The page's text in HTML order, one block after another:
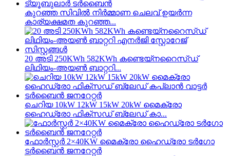
കുറഞ്ഞ സിവിൽ നിർമ്മാണ ചെലവ് ഉയർന്ന
കാര്യക്ഷമത കുറഞ്ഞ...
20 അടി 250KWh 582KWh കണ്ടെയ്നറൈസ്ഡ്
ലിഥിയം-അയൺ ബാറ്ററി...
ചെറിയ 10kW 12kW 15kW 20kW മൈക്രോ
ഹൈഡ്രോ ഫിക്സഡ് ബ്ലേഡ് കാ...
ഫോർസ്റ്റർ 2×40KW മൈക്രോ ഹൈഡ്രോ ടർഗോ
ടർബൈൻ ജനറേറ്റർ